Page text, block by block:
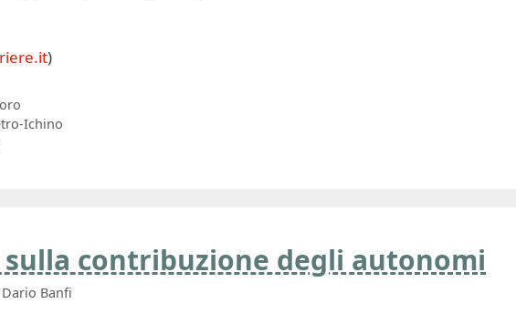
)
Ichino
sulla contribuzione degli autonomi
Dario Banfi